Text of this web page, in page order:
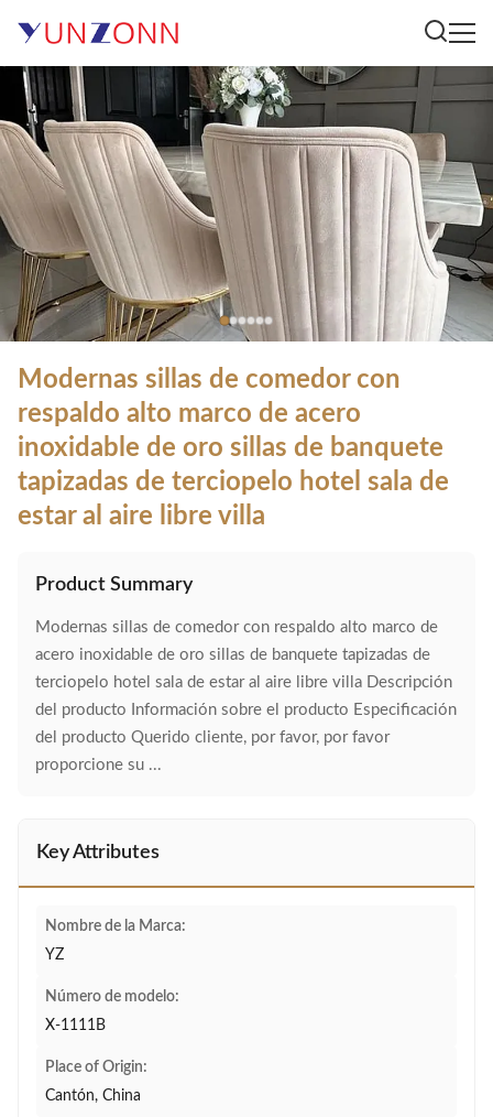
Modernas sillas de comedor con
respaldo alto marco de acero
inoxidable de oro sillas de banquete
tapizadas de terciopelo hotel sala de
estar al aire libre villa
Product Summary
Modernas sillas de comedor con respaldo alto marco de
acero inoxidable de oro sillas de banquete tapizadas de
terciopelo hotel sala de estar al aire libre villa Descripción
del producto Información sobre el producto Especificación
del producto Querido cliente, por favor, por favor
proporcione su ...
Key Attributes
Nombre de la Marca:
YZ
Número de modelo:
X-1111B
Place of Origin:
Cantón, China